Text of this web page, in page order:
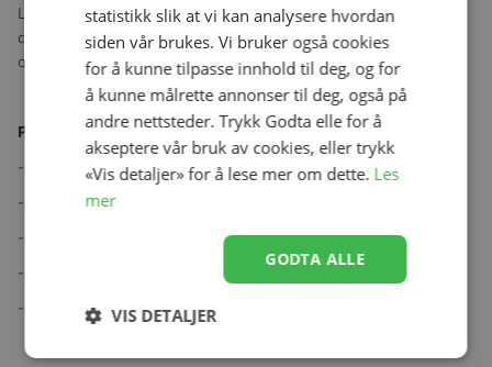
La barnet ligge komfortabelt og godt på en pustende
dobbeltmadrass. Takket være den lette vekten kan du enkelt bære
og feste den på barnevognrammen når du skal ut på tur.
Produktegenskaper:
- Ventilert base og kalesje.
- Innerlommer til oppbevaring av småting.
- Anti-UV (UPF 50+) vannavvisende stoff
- Kan bæres for hånd og settes på gulvet
- Liggedelen er ultralett
statistikk slik at vi kan analysere hvordan
siden vår brukes. Vi bruker også cookies
for å kunne tilpasse innhold til deg, og for
å kunne målrette annonser til deg, også på
andre nettsteder. Trykk Godta elle for å
akseptere vår bruk av cookies, eller trykk
«Vis detaljer» for å lese mer om dette. Les
mer
GODTA ALLE
VIS DETALJER